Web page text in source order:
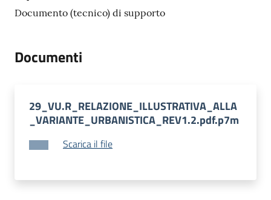
i
u
Tutti
Documento (tecnico) di supporto
Documenti
29_VU.R_RELAZIONE_ILLUSTRATIVA_ALLA
_VARIANTE_URBANISTICA_REV1.2.pdf.p7m
Scarica il file